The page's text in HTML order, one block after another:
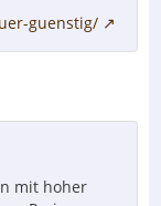
guenstig/
mit hoher